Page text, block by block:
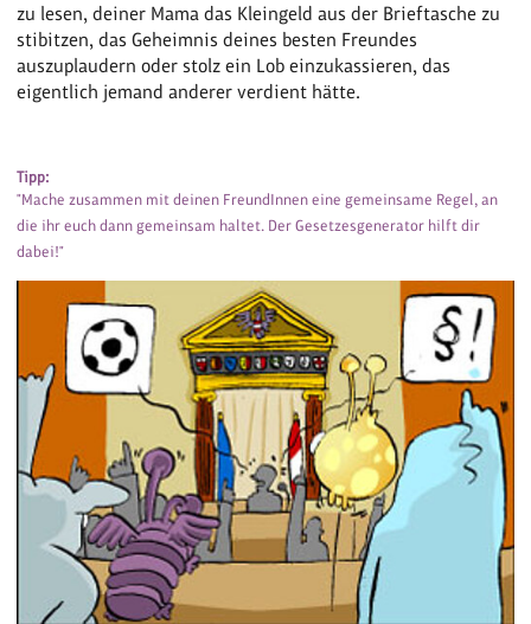
zu lesen, deiner Mama das Kleingeld aus der Brieftasche zu
stibitzen, das Geheimnis deines besten Freundes
auszuplaudern oder stolz ein Lob einzukassieren, das
eigentlich jemand anderer verdient hätte.
Tipp:
"Mache zusammen mit deinen FreundInnen eine gemeinsame Regel, an
die ihr euch dann gemeinsam haltet. Der Gesetzesgenerator hilft dir
dabei!"